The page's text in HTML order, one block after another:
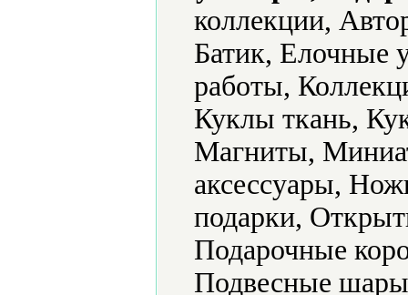
коллекции,
Батик, Елочные
работы,
Куклы ткань,
Магниты,
аксессуары,
подарки,
Подарочные
Подвесные